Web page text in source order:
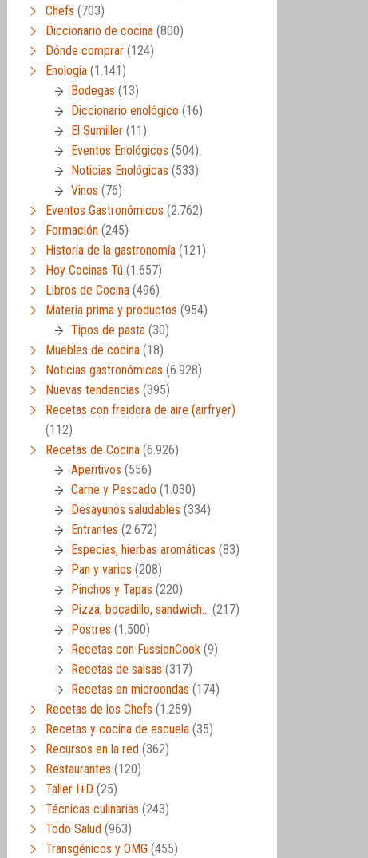
Chefs (703)
Diccionario de cocina (800)
Dónde comprar (124)
Enología (1.141)
Bodegas (13)
Diccionario enológico (16)
El Sumiller (11)
Eventos Enológicos (504)
Noticias Enológicas (533)
Vinos (76)
Eventos Gastronómicos (2.762)
Formación (245)
Historia de la gastronomía (121)
Hoy Cocinas Tú (1.657)
Libros de Cocina (496)
Materia prima y productos (954)
Tipos de pasta (30)
Muebles de cocina (18)
Noticias gastronómicas (6.928)
Nuevas tendencias (395)
Recetas con freidora de aire (airfryer)
(112)
Recetas de Cocina (6.926)
Aperitivos (556)
Carne y Pescado (1.030)
Desayunos saludables (334)
Entrantes (2.672)
Especias, hierbas aromáticas (83)
Pan y varios (208)
Pinchos y Tapas (220)
Pizza, bocadillo, sandwich… (217)
Postres (1.500)
Recetas con FussionCook (9)
Recetas de salsas (317)
Recetas en microondas (174)
Recetas de los Chefs (1.259)
Recetas y cocina de escuela (35)
Recursos en la red (362)
Restaurantes (120)
Taller I+D (25)
Técnicas culinarias (243)
Todo Salud (963)
Transgénicos y OMG (455)